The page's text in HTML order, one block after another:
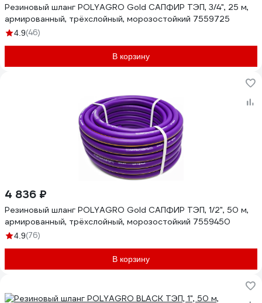
Резиновый шланг POLYAGRO Gold САПФИР ТЭП, 3/4", 25 м,
армированный, трёхслойный, морозостойкий 7559725
4.9(46)
В корзину
4 836 ₽
Резиновый шланг POLYAGRO Gold САПФИР ТЭП, 1/2", 50 м,
армированный, трёхслойный, морозостойкий 7559450
4.9(76)
В корзину